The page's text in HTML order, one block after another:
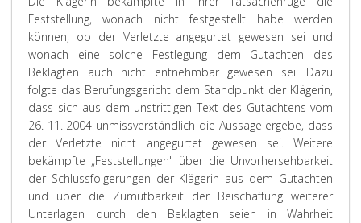
Feststellung, wonach nicht festgestellt habe werden
können, ob der Verletzte angegurtet gewesen sei und
wonach eine solche Festlegung dem Gutachten des
Beklagten auch nicht entnehmbar gewesen sei. Dazu
folgte das Berufungsgericht dem Standpunkt der Klägerin,
dass sich aus dem unstrittigen Text des Gutachtens vom
26. 11. 2004 unmissverständlich die Aussage ergebe, dass
der Verletzte nicht angegurtet gewesen sei. Weitere
bekämpfte „Feststellungen" über die Unvorhersehbarkeit
der Schlussfolgerungen der Klägerin aus dem Gutachten
und über die Zumutbarkeit der Beischaffung weiterer
Unterlagen durch den Beklagten seien in Wahrheit